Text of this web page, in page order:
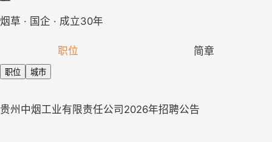
烟草 · 国企 · 成立30年
职位 简章
职位 城市
贵州中烟工业有限责任公司2026年招聘公告